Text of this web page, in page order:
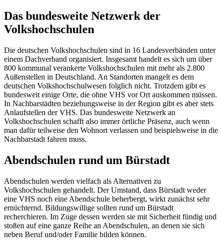
Das bundesweite Netzwerk der
Volkshochschulen
Die deutschen Volkshochschulen sind in 16 Landesverbänden unter
einem Dachverband organisiert. Insgesamt handelt es sich um über
800 kommunal verankerte Volkshochschulen mit mehr als 2.800
Außenstellen in Deutschland. An Standorten mangelt es dem
deutschen Volkshochschulwesen folglich nicht. Trotzdem gibt es
bundesweit einige Orte, die ohne VHS vor Ort auskommen müssen.
In Nachbarstädten beziehungsweise in der Region gibt es aber stets
Anlaufstellen der VHS. Das bundesweite Netzwerk an
Volkshochschulen schafft also immer örtliche Präsenz, auch wenn
man dafür teilweise den Wohnort verlassen und beispielsweise in die
Nachbarstadt fahren muss.
Abendschulen rund um Bürstadt
Abendschulen werden vielfach als Alternativen zu
Volkshochschulen gehandelt. Der Umstand, dass Bürstadt weder
eine VHS noch eine Abendschule beherbergt, wirkt zunächst sehr
ernüchternd. Bildungswillige sollten rund um Bürstadt
recherchieren. Im Zuge dessen werden sie mit Sicherheit fündig und
stoßen auf eine ganze Reihe an Abendschulen, an denen sie sich
neben Beruf und/oder Familie bilden können.